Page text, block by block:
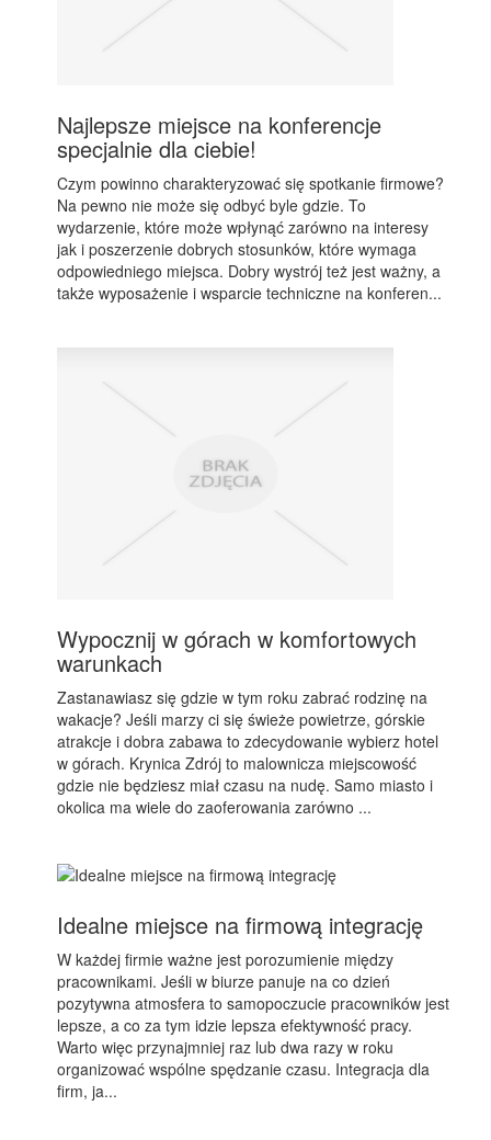
Najlepsze miejsce na konferencje
specjalnie dla ciebie!
Czym powinno charakteryzować się spotkanie firmowe?
Na pewno nie może się odbyć byle gdzie. To
wydarzenie, które może wpłynąć zarówno na interesy
jak i poszerzenie dobrych stosunków, które wymaga
odpowiedniego miejsca. Dobry wystrój też jest ważny, a
także wyposażenie i wsparcie techniczne na konferen...
Wypocznij w górach w komfortowych
warunkach
Zastanawiasz się gdzie w tym roku zabrać rodzinę na
wakacje? Jeśli marzy ci się świeże powietrze, górskie
atrakcje i dobra zabawa to zdecydowanie wybierz hotel
w górach. Krynica Zdrój to malownicza miejscowość
gdzie nie będziesz miał czasu na nudę. Samo miasto i
okolica ma wiele do zaoferowania zarówno ...
Idealne miejsce na firmową integrację
W każdej firmie ważne jest porozumienie między
pracownikami. Jeśli w biurze panuje na co dzień
pozytywna atmosfera to samopoczucie pracowników jest
lepsze, a co za tym idzie lepsza efektywność pracy.
Warto więc przynajmniej raz lub dwa razy w roku
organizować wspólne spędzanie czasu. Integracja dla
firm, ja...